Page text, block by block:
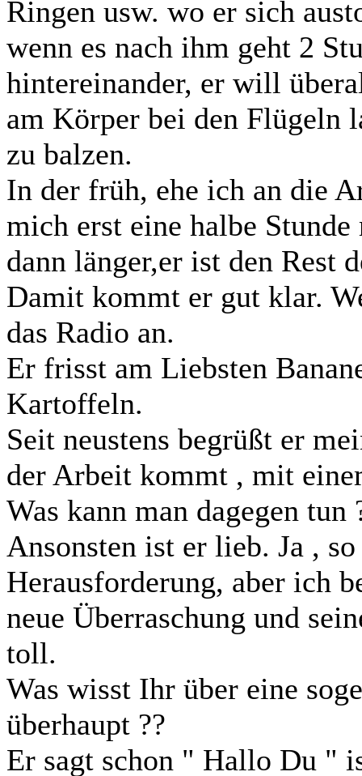
Ringen usw. wo er sich
wenn es nach ihm geht 2
hintereinander, er will
am Körper bei den Flügeln
zu balzen.
In der früh, ehe ich an die
mich erst eine halbe
dann länger,er ist den Rest
Damit kommt er gut klar.
das Radio an.
Er frisst am Liebsten
Kartoffeln.
Seit neustens begrüßt er
der Arbeit kommt , mit
Was kann man dagegen tun
Ansonsten ist er lieb. Ja ,
Herausforderung, aber ich
neue Überraschung und
toll.
Was wisst Ihr über eine
überhaupt ??
Er sagt schon " Hallo Du "